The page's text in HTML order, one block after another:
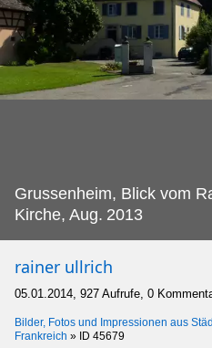
Grussenheim, Blick vom
Kirche, Aug. 2013
rainer ullrich
05.01.2014, 927 Aufrufe, 0
Bilder, Fotos und Impressionen aus
Frankreich » ID 45679